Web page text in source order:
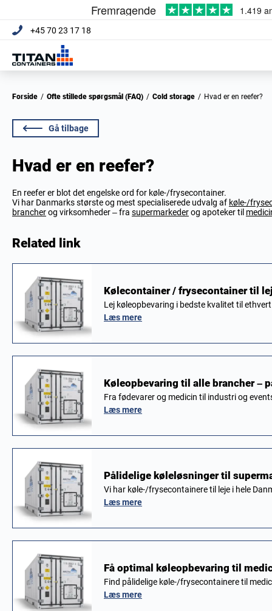
+45 70 23 17 18
Forside / Ofte stillede spørgsmål (FAQ) / Cold storage / Hvad er en reefer?
Gå tilbage
Hvad er en reefer?
En reefer er blot det engelske ord for køle-/frysecontainer.
Vi har Danmarks største og mest specialiserede udvalg af køle-/
brancherog virksomheder – fra supermarkederog apoteker til
Related link
Kølecontainer / frysecontainer til
Lej køleopbevaring i bedste kvalitet til
Læs mere
Køleopbevaring til alle brancher –
Fra fødevarer og medicin til industri og
Læs mere
Pålidelige køleløsninger til
Vi har køle-/frysecontainere til leje i hele
Læs mere
Få optimal køleopbevaring til
Find pålidelige køle-/frysecontainere til
Læs mere